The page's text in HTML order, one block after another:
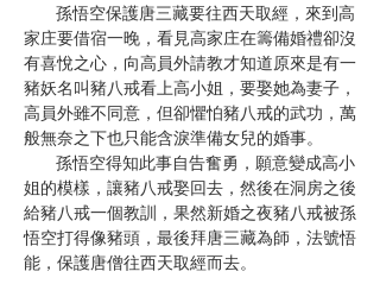
孫悟空保護唐三藏要往西天取經，來到高
家庄要借宿一晚，看見高家庄在籌備婚禮卻沒
有喜悅之心，向高員外請教才知道原來是有一
豬妖名叫豬八戒看上高小姐，要娶她為妻子，
高員外雖不同意，但卻懼怕豬八戒的武功，萬
般無奈之下也只能含淚準備女兒的婚事。
孫悟空得知此事自告奮勇，願意變成高小
姐的模樣，讓豬八戒娶回去，然後在洞房之後
給豬八戒一個教訓，果然新婚之夜豬八戒被孫
悟空打得像豬頭，最後拜唐三藏為師，法號悟
能，保護唐僧往西天取經而去。